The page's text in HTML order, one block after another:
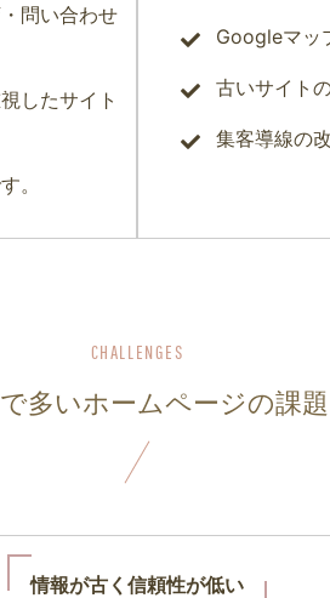
問い合わせ
したサイト
。
Googleマッ
古いサイト
集客導線の
多いホームページの課題
情報が古く信頼性が低い